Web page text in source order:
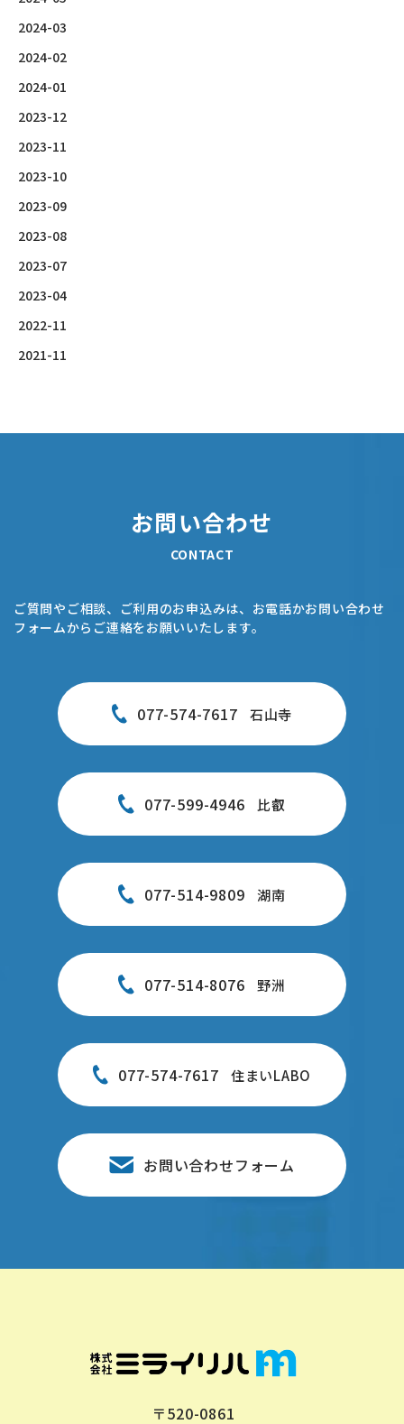
2024-03
2024-02
2024-01
2023-12
2023-11
2023-10
2023-09
2023-08
2023-07
2023-04
2022-11
2021-11
お問い合わせ
CONTACT
ご質問やご相談、ご利用のお申込みは、お電話かお問い合わせ
フォームからご連絡をお願いいたします。
077-574-7617 石山寺
077-599-4946 比叡
077-514-9809 湖南
077-514-8076 野洲
077-574-7617 住まいLABO
お問い合わせフォーム
〒520-0861